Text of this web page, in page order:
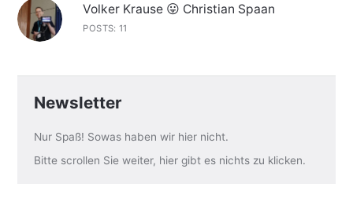
Volker Krause 😛 Christian Spaan
POSTS: 11
Newsletter
Nur Spaß! Sowas haben wir hier nicht.
Bitte scrollen Sie weiter, hier gibt es nichts zu klicken.